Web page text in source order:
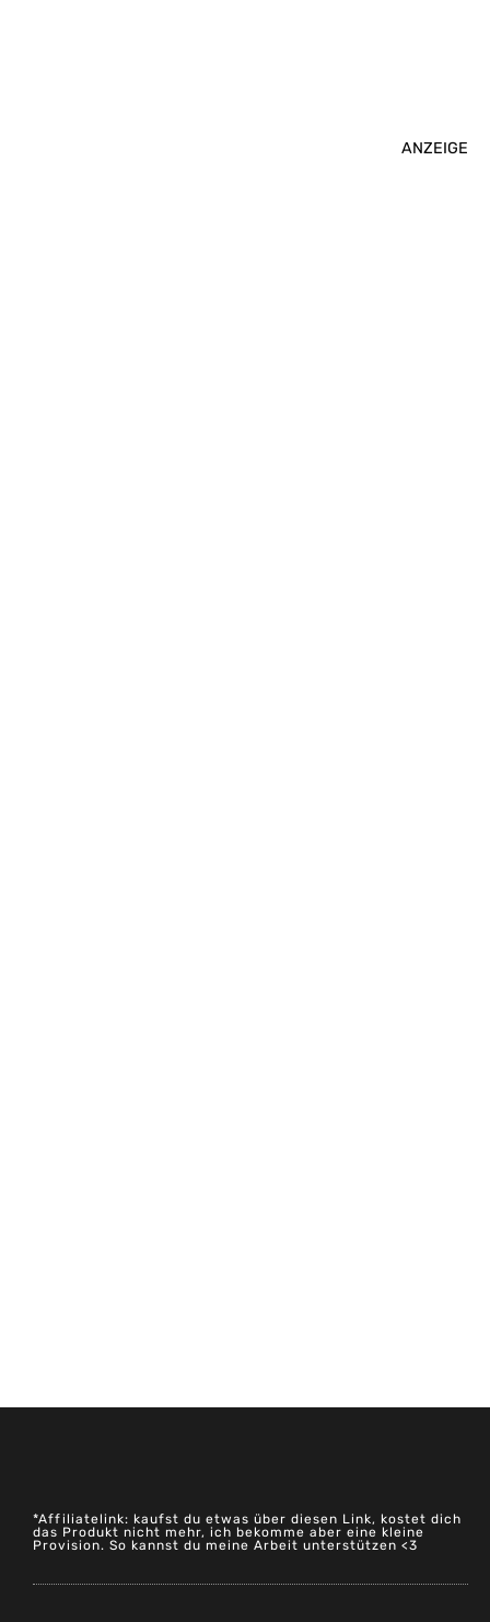
ANZEIGE
*Affiliatelink: kaufst du etwas über diesen Link, kostet dich
das Produkt nicht mehr, ich bekomme aber eine kleine
Provision. So kannst du meine Arbeit unterstützen <3